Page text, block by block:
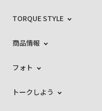
TORQUE STYLE
商品情報
フォト
トークしよう